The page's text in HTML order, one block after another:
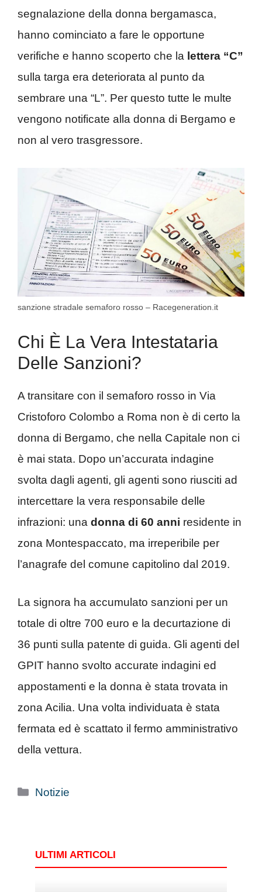
segnalazione della donna bergamasca,
hanno cominciato a fare le opportune
verifiche e hanno scoperto che la lettera “C”
sulla targa era deteriorata al punto da
sembrare una “L”. Per questo tutte le multe
vengono notificate alla donna di Bergamo e
non al vero trasgressore.
sanzione stradale semaforo rosso – Racegeneration.it
Chi È La Vera Intestataria
Delle Sanzioni?
A transitare con il semaforo rosso in Via
Cristoforo Colombo a Roma non è di certo la
donna di Bergamo, che nella Capitale non ci
è mai stata. Dopo un’accurata indagine
svolta dagli agenti, gli agenti sono riusciti ad
intercettare la vera responsabile delle
infrazioni: una donna di 60 anni residente in
zona Montespaccato, ma irreperibile per
l’anagrafe del comune capitolino dal 2019.
La signora ha accumulato sanzioni per un
totale di oltre 700 euro e la decurtazione di
36 punti sulla patente di guida. Gli agenti del
GPIT hanno svolto accurate indagini ed
appostamenti e la donna è stata trovata in
zona Acilia. Una volta individuata è stata
fermata ed è scattato il fermo amministrativo
della vettura.
Categorie
Notizie
ULTIMI ARTICOLI